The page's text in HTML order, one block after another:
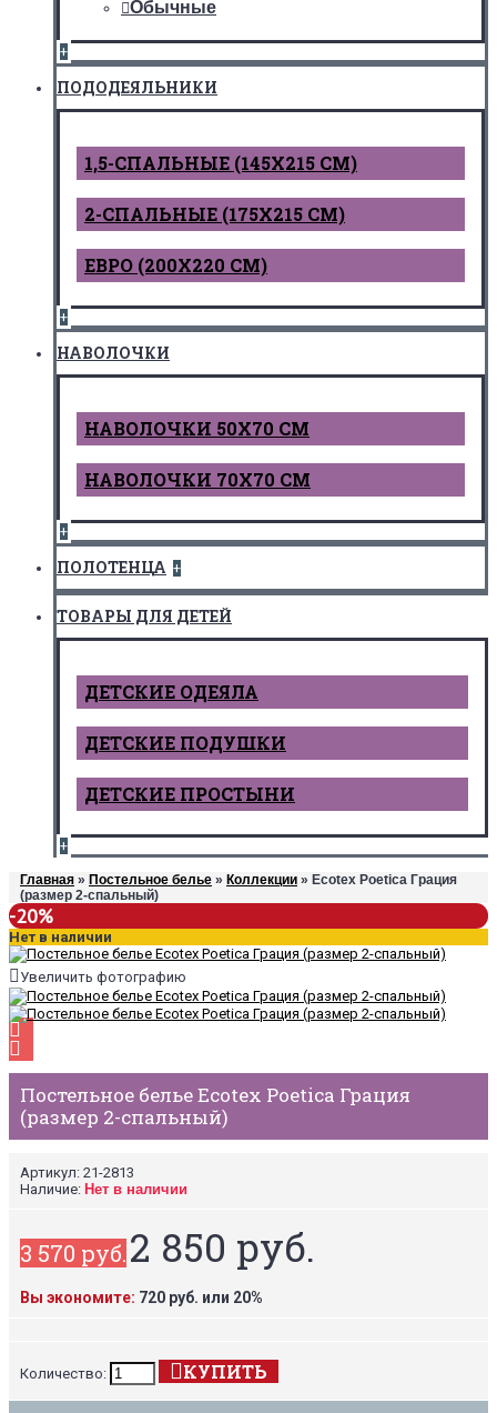
Обычные
+
ПОДОДЕЯЛЬНИКИ
1,5-СПАЛЬНЫЕ (145Х215 СМ)
2-СПАЛЬНЫЕ (175Х215 СМ)
ЕВРО (200Х220 СМ)
+
НАВОЛОЧКИ
НАВОЛОЧКИ 50Х70 СМ
НАВОЛОЧКИ 70Х70 СМ
+
ПОЛОТЕНЦА +
ТОВАРЫ ДЛЯ ДЕТЕЙ
ДЕТCКИЕ ОДЕЯЛА
ДЕТСКИЕ ПОДУШКИ
ДЕТСКИЕ ПРОСТЫНИ
+
Главная » Постельное белье » Коллекции » Ecotex Poetica Грация
(размер 2-спальный)
-20%
Нет в наличии
Увеличить фотографию
Постельное белье Ecotex Poetica Грация
(размер 2-спальный)
Артикул: 21-2813
Наличие: Нет в наличии
3 570 руб.2 850 руб.
Вы экономите: 720 руб. или 20%
Количество: КУПИТЬ